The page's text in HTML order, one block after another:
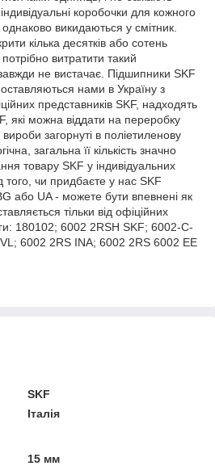
коробочки для кожного
викидаються у смітник.
кілька десятків або сотень
витратити такий
не вистачає. Підшипники SKF
нами в Україну з
представників SKF, надходять
які можна віддати на переробку
загорнуті в поліетиленову
загальна її кількість значно
товару SKF у індивідуальних
того, чи придбаєте у нас SKF
або UA - можете бути впевнені як
тільки від офіційних
180102; 6002 2RSH SKF; 6002-C-
6002 2RS INA; 6002 2RS 6002 EE
SKF
Італія
15 мм